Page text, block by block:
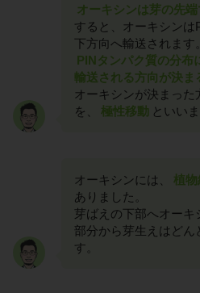
オーキシンは芽の先
すると、オーキシンは
下方向へ輸送されます。
PINタンパク質の分布
輸送される方向が決ま
オーキシンが決まった
を、
極性移動 といいま
オーキシンには、 植物
ありました。
芽ばえの下部へオー
部分から芽生えはど
す。